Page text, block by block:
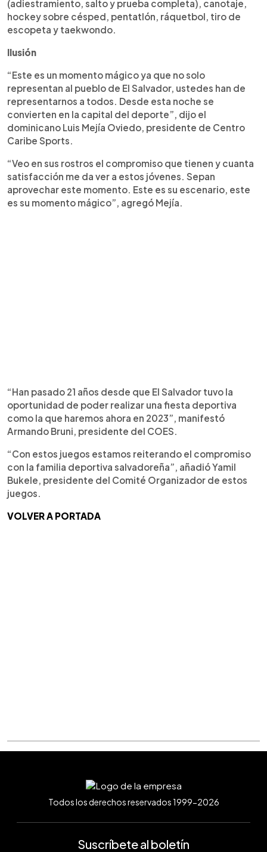
(adiestramiento, salto y prueba completa), canotaje,
hockey sobre césped, pentatlón, ráquetbol, tiro de
escopeta y taekwondo.
Ilusión
“Este es un momento mágico ya que no solo
representan al pueblo de El Salvador, ustedes han de
representarnos a todos. Desde esta noche se
convierten en la capital del deporte”, dijo el
dominicano Luis Mejía Oviedo, presidente de Centro
Caribe Sports.
“Veo en sus rostros el compromiso que tienen y cuanta
satisfacción me da ver a estos jóvenes. Sepan
aprovechar este momento. Este es su escenario, este
es su momento mágico”, agregó Mejía.
“Han pasado 21 años desde que El Salvador tuvo la
oportunidad de poder realizar una fiesta deportiva
como la que haremos ahora en 2023”, manifestó
Armando Bruni, presidente del COES.
“Con estos juegos estamos reiterando el compromiso
con la familia deportiva salvadoreña”, añadió Yamil
Bukele, presidente del Comité Organizador de estos
juegos.
VOLVER A PORTADA
Todos los derechos reservados 1999-2026
Suscríbete al boletín